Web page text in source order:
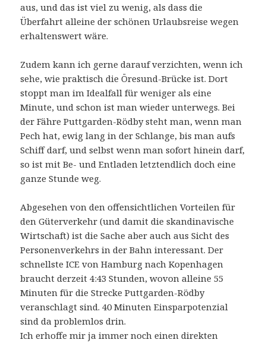
aus, und das ist viel zu wenig, als dass die
Überfahrt alleine der schönen Urlaubsreise wegen
erhaltenswert wäre.
Zudem kann ich gerne darauf verzichten, wenn ich
sehe, wie praktisch die Öresund-Brücke ist. Dort
stoppt man im Idealfall für weniger als eine
Minute, und schon ist man wieder unterwegs. Bei
der Fähre Puttgarden-Rödby steht man, wenn man
Pech hat, ewig lang in der Schlange, bis man aufs
Schiff darf, und selbst wenn man sofort hinein darf,
so ist mit Be- und Entladen letztendlich doch eine
ganze Stunde weg.
Abgesehen von den offensichtlichen Vorteilen für
den Güterverkehr (und damit die skandinavische
Wirtschaft) ist die Sache aber auch aus Sicht des
Personenverkehrs in der Bahn interessant. Der
schnellste ICE von Hamburg nach Kopenhagen
braucht derzeit 4:43 Stunden, wovon alleine 55
Minuten für die Strecke Puttgarden-Rödby
veranschlagt sind. 40 Minuten Einsparpotenzial
sind da problemlos drin.
Ich erhoffe mir ja immer noch einen direkten